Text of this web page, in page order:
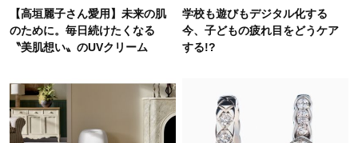
【高垣麗子さん愛用】未来の肌
のために。毎日続けたくなる
〝美肌想い〟のUVクリーム
学校も遊びもデジタル化する
今、子どもの疲れ目をどうケア
する!?